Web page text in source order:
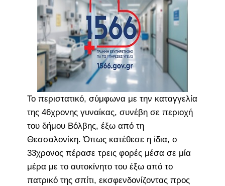
Το περιστατικό, σύμφωνα με την καταγγελία
της 46χρονης γυναίκας, συνέβη σε περιοχή
του δήμου Βόλβης, έξω από τη
Θεσσαλονίκη. Όπως κατέθεσε η ίδια, ο
33χρονος πέρασε τρεις φορές μέσα σε μία
μέρα με το αυτοκίνητο του έξω από το
πατρικό της σπίτι, εκσφενδονίζοντας προς